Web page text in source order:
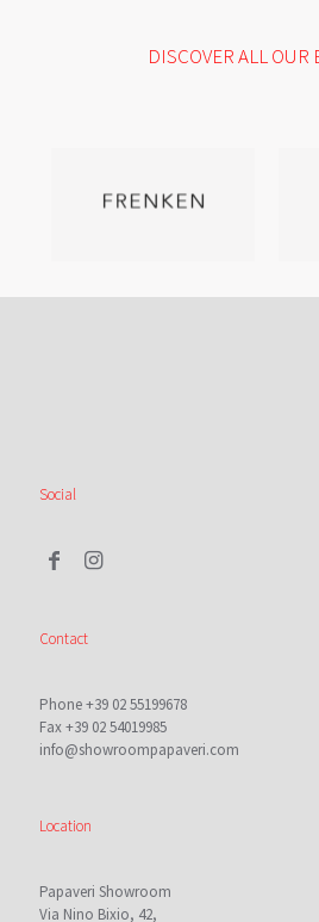
DISCOVER ALL OUR
Social
Contact
Phone +39 02 55199678
Fax +39 02 54019985
info@showroompapaveri.com
Location
Papaveri Showroom
Via Nino Bixio, 42,